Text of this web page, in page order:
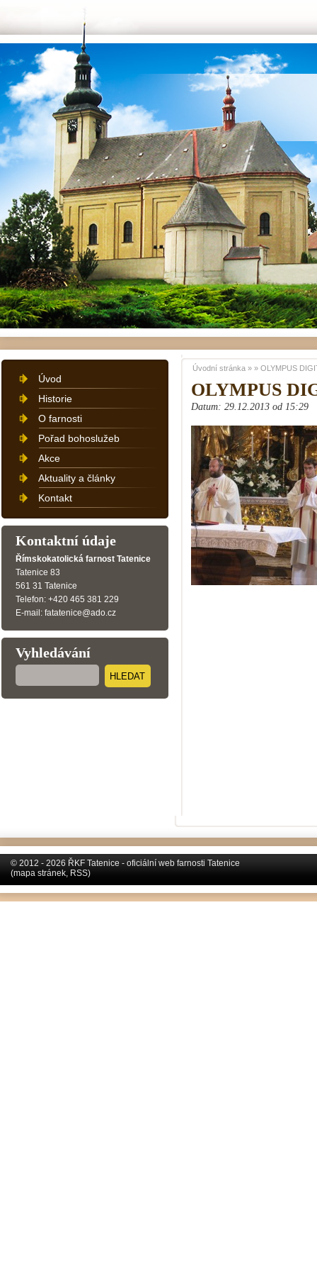
OLYMPUS
Datum: 29.12.2013 od 15:29
Úvodní stránka » » OLYMPUS
Úvod
Historie
O farnosti
Pořad bohoslužeb
Akce
Aktuality a články
Kontakt
Kontaktní údaje
Římskokatolická farnost Tatenice
Tatenice 83
561 31 Tatenice
Telefon: +420 465 381 229
E-mail: fatatenice@ado.cz
Vyhledávání
HLEDAT
© 2012 - 2026 ŘKF Tatenice - oficiální web farnosti Tatenice
(mapa stránek, RSS)